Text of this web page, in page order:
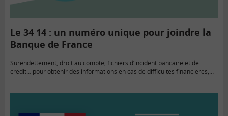
Le 34 14 : un numéro unique pour joindre la
Banque de France
Surendettement, droit au compte, fichiers d’incident bancaire et de
crédit… pour obtenir des informations en cas de difficultés financières,